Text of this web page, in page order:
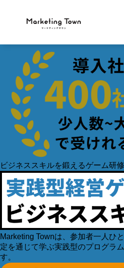
ビジネススキルを鍛えるゲーム研
Marketing Townは、参加者一人ひ
定を通じて学ぶ実践型のプログラ
す。